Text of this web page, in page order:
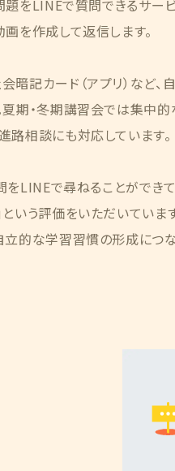
題をLINEで質問できるサー
を作成して返信します。
記カード（アプリ）など、
夏期・冬期講習会では集中
路相談にも対応しています。
をLINEで尋ねることができ
いう評価をいただいていま
立的な学習習慣の形成につな